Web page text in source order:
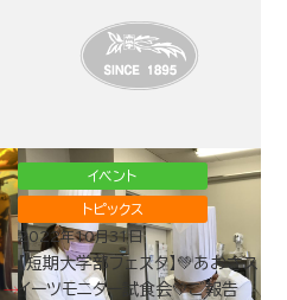
イベント
トピックス
2022年10月31日
【短期大学部フェスタ】💚あおさス
イーツモニター試食会💚ご報告